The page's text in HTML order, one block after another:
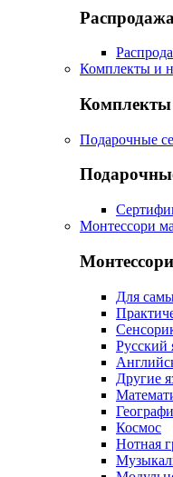
Распродажа
Комплекты и
Подарочные
Монтессори
Для
Русский
Другие
Космос
Нотная